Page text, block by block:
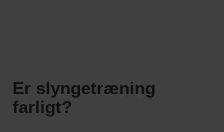
Er slyngetræning
farligt?